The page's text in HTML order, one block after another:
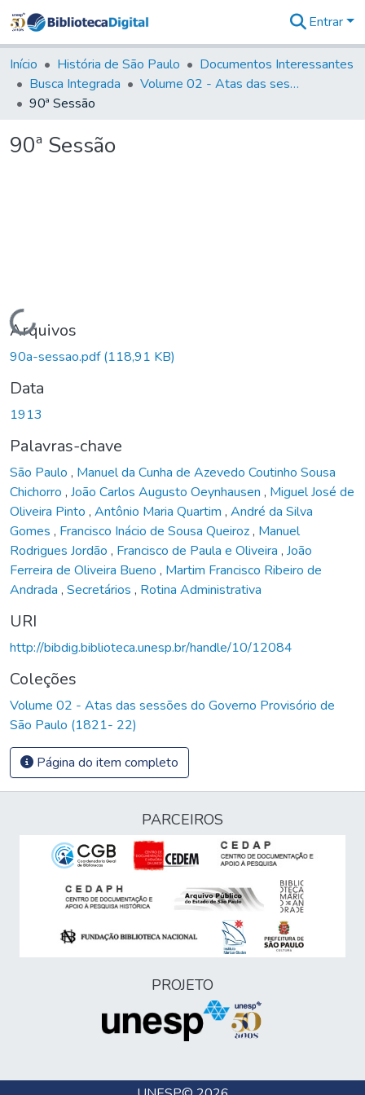
&
Coleções
Tudo na
Entrar
Início História de São Paulo
Documentos Interessantes
Busca Integrada
Volume 02 - Atas das sessões do Governo Provisório de São Paulo (1821- 22)
90ª Sessão
90ª Sessão
Carregando...
Arquivos
90a-sessao.pdf(118,91 KB)
Data
1913
Palavras-chave
São Paulo , Manuel da Cunha de Azevedo Coutinho Sousa
Chichorro , João Carlos Augusto Oeynhausen , Miguel José de
Oliveira Pinto , Antônio Maria Quartim , André da Silva
Gomes , Francisco Inácio de Sousa Queiroz, Manuel
Rodrigues Jordão , Francisco de Paula e Oliveira , João
Ferreira de Oliveira Bueno , Martim Francisco Ribeiro de
Andrada , Secretários , Rotina Administrativa
URI
http://bibdig.biblioteca.unesp.br/handle/10/12084
Coleções
Volume 02 - Atas das sessões do Governo Provisório de
São Paulo (1821- 22)
Página do item completo
PARCEIROS
PROJETO